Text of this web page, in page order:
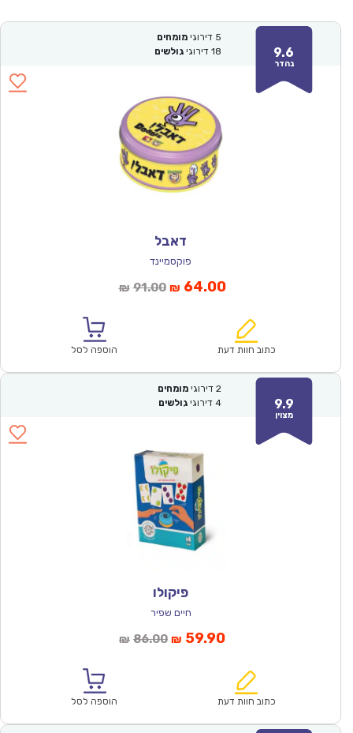
9.6
נהדר
5 דירוגי מומחים
18 דירוגי גולשים
דאבל
פוקסמיינד
₪ 91.00המחיר
₪91.00.
₪ 64.00המחיר
הוא:
כתוב חוות דעת הוספה לסל
9.9
מצוין
2 דירוגי מומחים
4 דירוגי גולשים
פיקולו
חיים שפיר
₪ 86.00המחיר
₪86.00.
₪ 59.90המחיר
הוא:
כתוב חוות דעת הוספה לסל